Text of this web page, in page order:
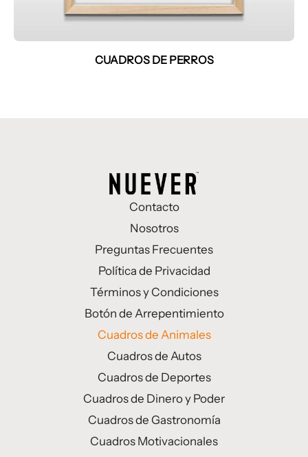
CUADROS DE PERROS
Contacto
Nosotros
Preguntas Frecuentes
Política de Privacidad
Términos y Condiciones
Botón de Arrepentimiento
Cuadros de Animales
Cuadros de Autos
Cuadros de Deportes
Cuadros de Dinero y Poder
Cuadros de Gastronomía
Cuadros Motivacionales